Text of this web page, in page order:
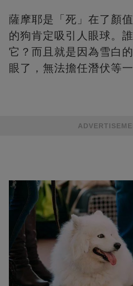
薩摩耶是「死」在了顏
的狗肯定吸引人眼球。
它？而且就是因為雪白
眼了，無法擔任潛伏等